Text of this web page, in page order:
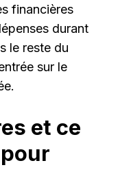
financières
durant
le reste du
sur le
et ce